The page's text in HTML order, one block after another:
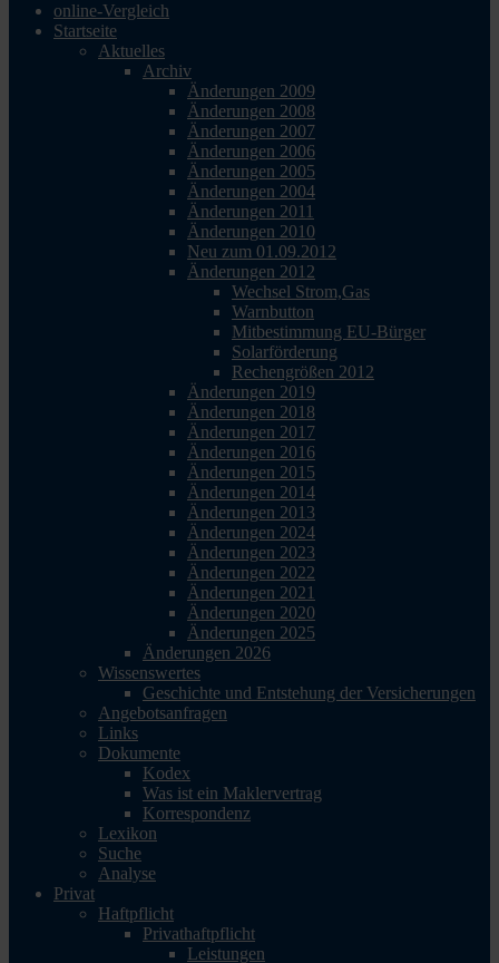
online-Vergleich
Startseite
Aktuelles
Archiv
Änderungen 2009
Änderungen 2008
Änderungen 2007
Änderungen 2006
Änderungen 2005
Änderungen 2004
Änderungen 2011
Änderungen 2010
Neu zum 01.09.2012
Änderungen 2012
Wechsel Strom,Gas
Warnbutton
Mitbestimmung EU-Bürger
Solarförderung
Rechengrößen 2012
Änderungen 2019
Änderungen 2018
Änderungen 2017
Änderungen 2016
Änderungen 2015
Änderungen 2014
Änderungen 2013
Änderungen 2024
Änderungen 2023
Änderungen 2022
Änderungen 2021
Änderungen 2020
Änderungen 2025
Änderungen 2026
Wissenswertes
Geschichte und Entstehung der Versicherungen
Angebotsanfragen
Links
Dokumente
Kodex
Was ist ein Maklervertrag
Korrespondenz
Lexikon
Suche
Analyse
Privat
Haftpflicht
Privathaftpflicht
Leistungen